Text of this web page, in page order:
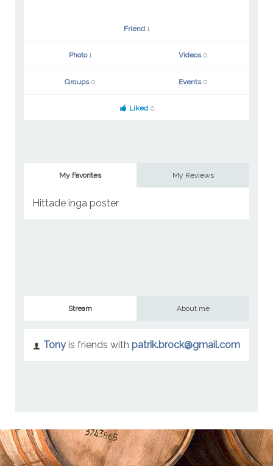
Friend 1
Photo1 Videos 0
Groups 0 Events 0
Liked 0
My Favorites My Reviews
Hittade inga poster
Stream About me
Tonyis friends with patrik.brock@gmail.com